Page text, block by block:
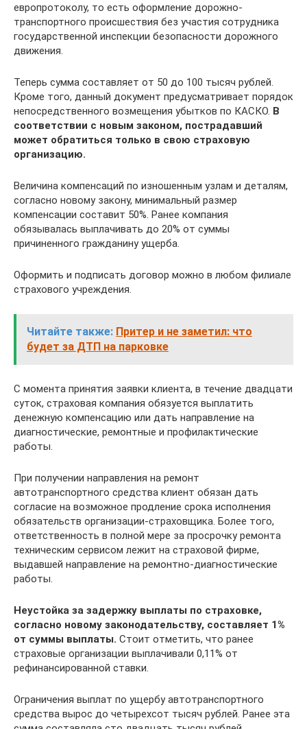
европротоколу, то есть оформление дорожно-
транспортного происшествия без участия сотрудника
государственной инспекции безопасности дорожного
движения.
Теперь сумма составляет от 50 до 100 тысяч рублей.
Кроме того, данный документ предусматривает порядок
непосредственного возмещения убытков по КАСКО. В
соответствии с новым законом, пострадавший
может обратиться только в свою страховую
организацию.
Величина компенсаций по изношенным узлам и деталям,
согласно новому закону, минимальный размер
компенсации составит 50%. Ранее компания
обязывалась выплачивать до 20% от суммы
причиненного гражданину ущерба.
Оформить и подписать договор можно в любом филиале
страхового учреждения.
Читайте также: Притер и не заметил: что
будет за ДТП на парковке
С момента принятия заявки клиента, в течение двадцати
суток, страховая компания обязуется выплатить
денежную компенсацию или дать направление на
диагностические, ремонтные и профилактические
работы.
При получении направления на ремонт
автотранспортного средства клиент обязан дать
согласие на возможное продление срока исполнения
обязательств организации-страховщика. Более того,
ответственность в полной мере за просрочку ремонта
техническим сервисом лежит на страховой фирме,
выдавшей направление на ремонтно-диагностические
работы.
Неустойка за задержку выплаты по страховке,
согласно новому законодательству, составляет 1%
от суммы выплаты. Стоит отметить, что ранее
страховые организации выплачивали 0,11% от
рефинансированной ставки.
Ограничения выплат по ущербу автотранспортного
средства вырос до четырехсот тысяч рублей. Ранее эта